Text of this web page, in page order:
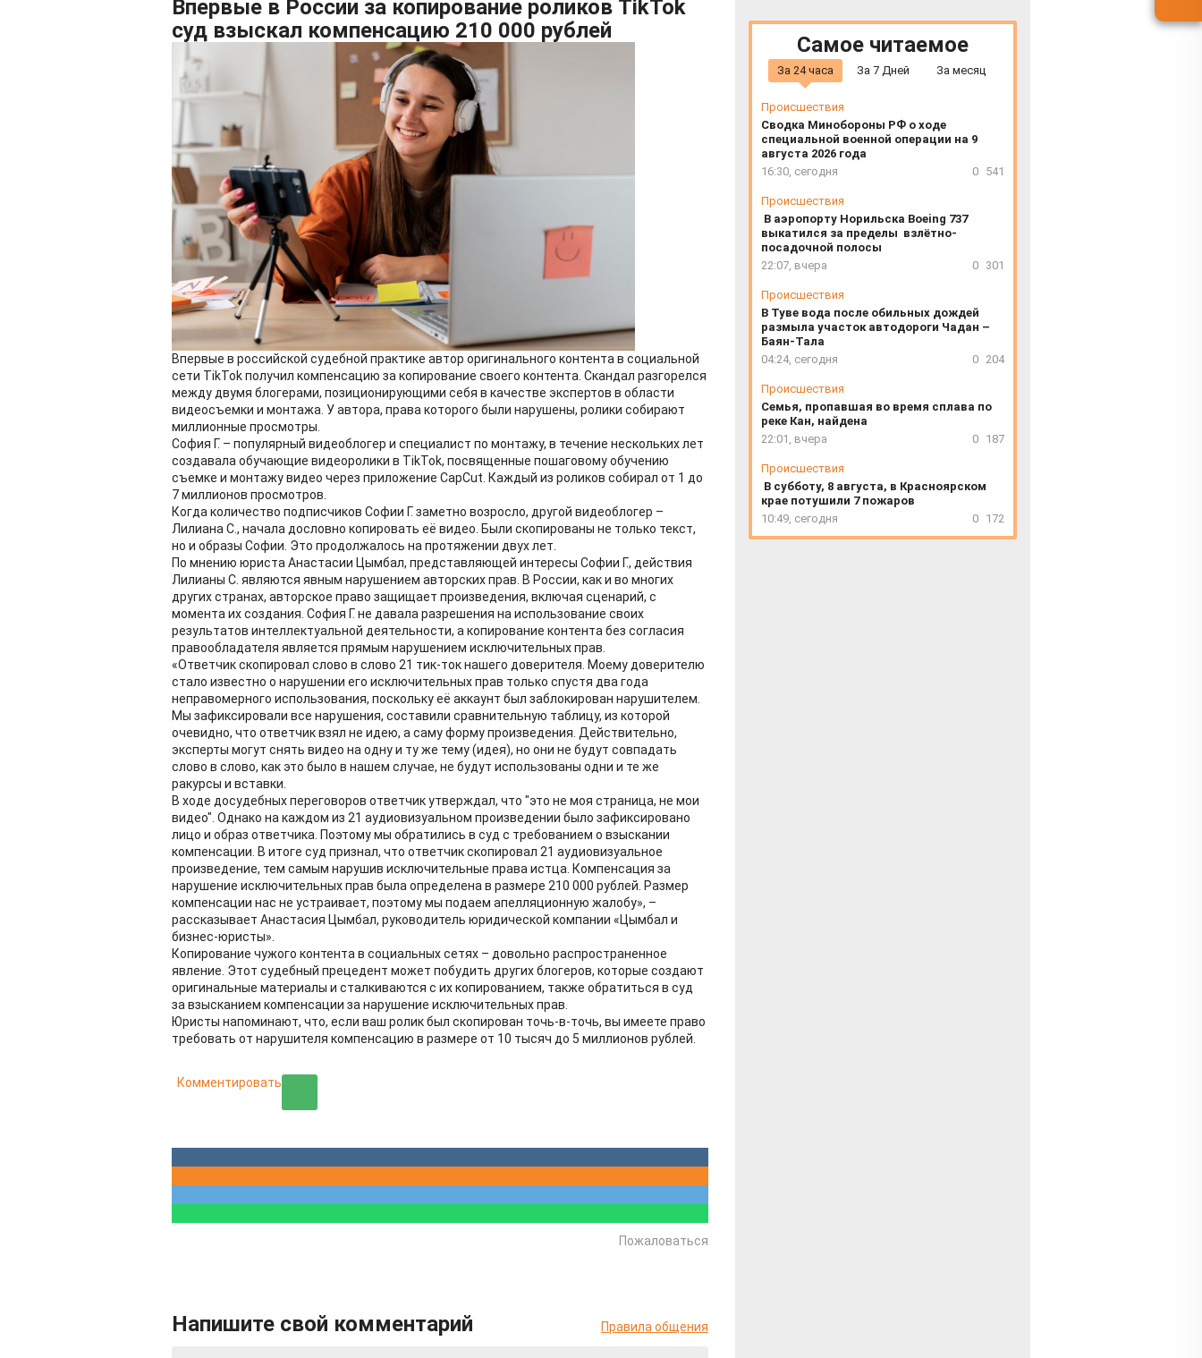
Впервые в России за копирование роликов TikTok
суд взыскал компенсацию 210 000 рублей
Впервые в российской судебной практике автор оригинального контента в социальной
сети TikTok получил компенсацию за копирование своего контента. Скандал разгорелся
между двумя блогерами, позиционирующими себя в качестве экспертов в области
видеосъемки и монтажа. У автора, права которого были нарушены, ролики собирают
миллионные просмотры.
София Г. – популярный видеоблогер и специалист по монтажу, в течение нескольких лет
создавала обучающие видеоролики в TikTok, посвященные пошаговому обучению
съемке и монтажу видео через приложение CapCut. Каждый из роликов собирал от 1 до
7 миллионов просмотров.
Когда количество подписчиков Софии Г. заметно возросло, другой видеоблогер –
Лилиана С., начала дословно копировать её видео. Были скопированы не только текст,
но и образы Софии. Это продолжалось на протяжении двух лет.
По мнению юриста Анастасии Цымбал, представляющей интересы Софии Г., действия
Лилианы С. являются явным нарушением авторских прав. В России, как и во многих
других странах, авторское право защищает произведения, включая сценарий, с
момента их создания. София Г. не давала разрешения на использование своих
результатов интеллектуальной деятельности, а копирование контента без согласия
правообладателя является прямым нарушением исключительных прав.
«Ответчик скопировал слово в слово 21 тик-ток нашего доверителя. Моему доверителю
стало известно о нарушении его исключительных прав только спустя два года
неправомерного использования, поскольку её аккаунт был заблокирован нарушителем.
Мы зафиксировали все нарушения, составили сравнительную таблицу, из которой
очевидно, что ответчик взял не идею, а саму форму произведения. Действительно,
эксперты могут снять видео на одну и ту же тему (идея), но они не будут совпадать
слово в слово, как это было в нашем случае, не будут использованы одни и те же
ракурсы и вставки.
В ходе досудебных переговоров ответчик утверждал, что "это не моя страница, не мои
видео". Однако на каждом из 21 аудиовизуальном произведении было зафиксировано
лицо и образ ответчика. Поэтому мы обратились в суд с требованием о взыскании
компенсации. В итоге суд признал, что ответчик скопировал 21 аудиовизуальное
произведение, тем самым нарушив исключительные права истца. Компенсация за
нарушение исключительных прав была определена в размере 210 000 рублей. Размер
компенсации нас не устраивает, поэтому мы подаем апелляционную жалобу», –
рассказывает Анастасия Цымбал, руководитель юридической компании «Цымбал и
бизнес-юристы».
Копирование чужого контента в социальных сетях – довольно распространенное
явление. Этот судебный прецедент может побудить других блогеров, которые создают
оригинальные материалы и сталкиваются с их копированием, также обратиться в суд
за взысканием компенсации за нарушение исключительных прав.
Юристы напоминают, что, если ваш ролик был скопирован точь-в-точь, вы имеете право
требовать от нарушителя компенсацию в размере от 10 тысяч до 5 миллионов рублей.
Комментировать
Пожаловаться
Напишите свой комментарий Правила общения
Самое читаемое
За 24 часа За 7 Дней За месяц
Происшествия
Сводка Минобороны РФ о ходе
специальной военной операции на 9
августа 2026 года
16:30, сегодня
0 541
Происшествия
В аэропорту Норильска Boeing 737
выкатился за пределы взлётно-
посадочной полосы
22:07, вчера
0 301
Происшествия
В Туве вода после обильных дождей
размыла участок автодороги Чадан –
Баян-Тала
04:24, сегодня
0 204
Происшествия
Семья, пропавшая во время сплава по
реке Кан, найдена
22:01, вчера
0 187
Происшествия
В субботу, 8 августа, в Красноярском
крае потушили 7 пожаров
10:49, сегодня
0 172